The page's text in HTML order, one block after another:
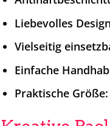
Liebevolles
Vielseitig
Einfache
Praktische Größe: